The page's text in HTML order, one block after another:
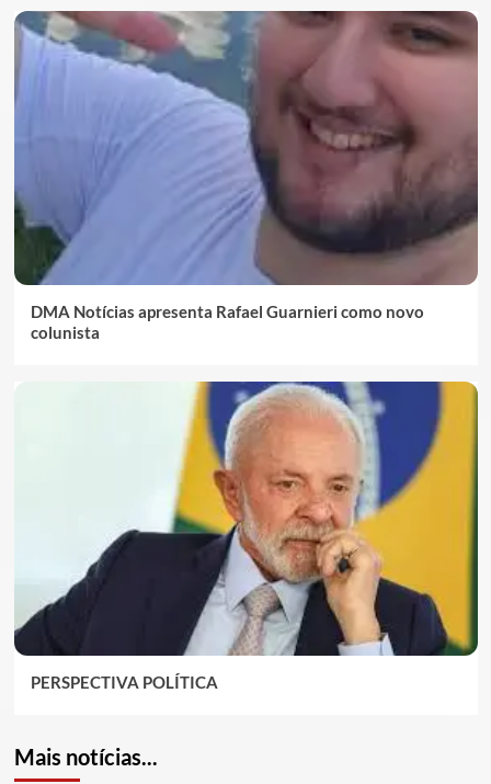
DMA Notícias apresenta Rafael Guarnieri como novo
colunista
PERSPECTIVA POLÍTICA
Mais notícias...